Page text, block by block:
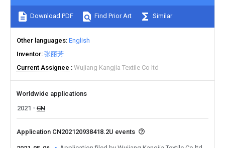
Download PDF Find Prior Art Similar
Other languages English
Inventor 张丽芳
Current Assignee
Wujiang Kangjia Textile Co ltd
Worldwide applications
2021
CN
Application CN202120938418.2U events